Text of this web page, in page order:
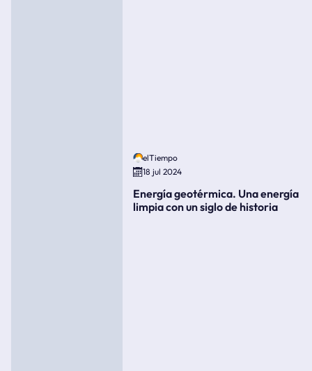
elTiempo
18 jul 2024
Energía geotérmica. Una energía
limpia con un siglo de historia